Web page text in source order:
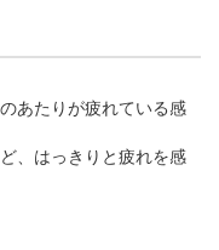
あたりが疲れている感
、はっきりと疲れを感